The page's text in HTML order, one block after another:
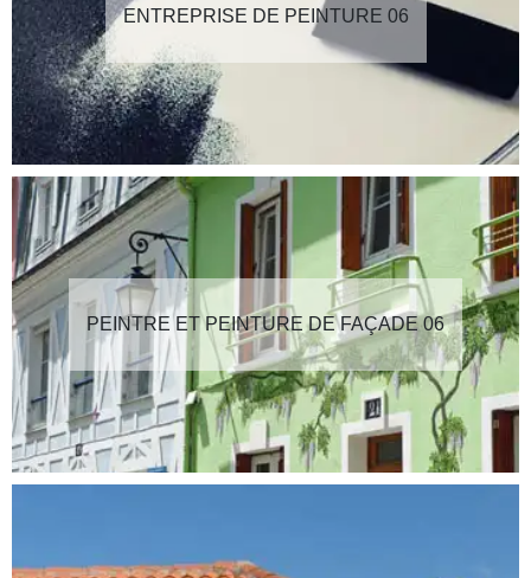
ENTREPRISE DE PEINTURE 06
PEINTRE ET PEINTURE DE FAÇADE 06